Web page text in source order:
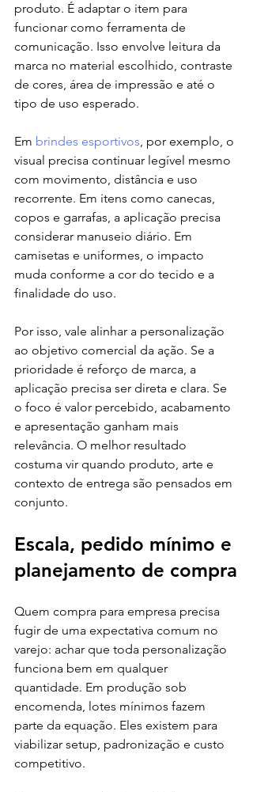
produto. É adaptar o item para
funcionar como ferramenta de
comunicação. Isso envolve leitura da
marca no material escolhido, contraste
de cores, área de impressão e até o
tipo de uso esperado.
Em brindes esportivos, por exemplo, o
visual precisa continuar legível mesmo
com movimento, distância e uso
recorrente. Em itens como canecas,
copos e garrafas, a aplicação precisa
considerar manuseio diário. Em
camisetas e uniformes, o impacto
muda conforme a cor do tecido e a
finalidade do uso.
Por isso, vale alinhar a personalização
ao objetivo comercial da ação. Se a
prioridade é reforço de marca, a
aplicação precisa ser direta e clara. Se
o foco é valor percebido, acabamento
e apresentação ganham mais
relevância. O melhor resultado
costuma vir quando produto, arte e
contexto de entrega são pensados em
conjunto.
Escala, pedido mínimo e
planejamento de compra
Quem compra para empresa precisa
fugir de uma expectativa comum no
varejo: achar que toda personalização
funciona bem em qualquer
quantidade. Em produção sob
encomenda, lotes mínimos fazem
parte da equação. Eles existem para
viabilizar setup, padronização e custo
competitivo.